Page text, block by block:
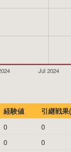
Jul 2024
経験値
引継戦
0
0
0
0